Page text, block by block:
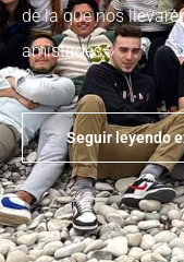
de la que nos
amistades.»
Seguir leyendo